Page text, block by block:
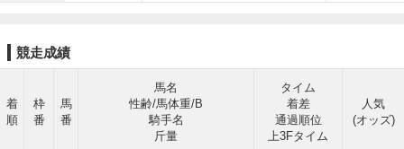
競走成績
着
順
枠
番
馬
番
馬名
性齢/馬体重/B
騎手名
斤量
タイム
着差
通過順位
上3Fタイム
人気
(オッズ)